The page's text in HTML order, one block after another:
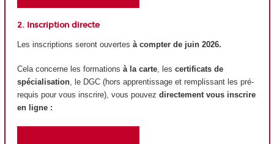
2. Inscription directe
Les inscriptions seront ouvertes à compter de juin 2026.
Cela concerne les formations à la carte, les certificats de
spécialisation, le DGC (hors apprentissage et remplissant les pré-
requis pour vous inscrire), vous pouvez directement vous inscrire
en ligne :